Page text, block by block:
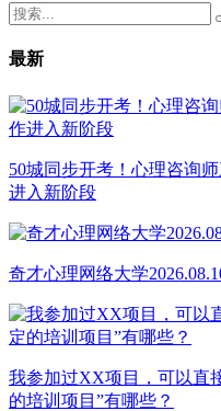
最新
50城同步开考！心理咨询
进入新阶段
奇才心理网络大学
我参加过XX项目，可以直
的培训项目”有哪些？